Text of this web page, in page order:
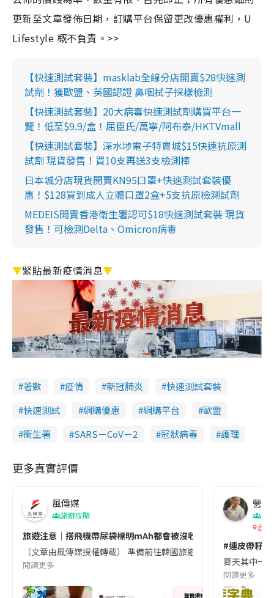
更新至文章發佈日期，訂購平台保留更改優惠權利，U
Lifestyle 概不負責。>>
【快速測試套裝】masklab全線分店開賣$28快速測
試劑！獲歐盟、英國認證 鼻咽拭子採樣檢測
【快速測試套裝】20大病毒快速測試劑購買平台一
覽！低至$9.9/盒！屈臣氏/萬寧/阿布泰/HKTVmall
【快速測試套裝】深水埗電子特賣城$15快速抗原測
試劑 現貨發售！買10支再送3支檢測棒
日本城分店現貨開賣KN95口罩+快速測試套裝優
惠！$128買到成人立體口罩2盒+5支抗原檢測試劑
MEDEIS開賣香港衛生署認可$18快速測試套裝 現貨
發售！可檢測Delta、Omicron病毒
▼緊貼最新疫情消息▼
著數 疫情 新冠肺炎
快速測試套裝
快速測試
網購優惠 網購平台
歐盟
衞生署
SARS－CoV－2 冠狀病毒 護理
更多真實評價
風傳媒
旅遊攻略
旅遊注意｜搭飛機帶尿袋標明mAh都會被沒收😱出發前切記檢查
（文章由風傳媒授權轉載） 準備前往韓國旅遊的民眾，近期要
閱讀更多
營養
香港
#連皮帶籽
夏天其中一
閱讀更多